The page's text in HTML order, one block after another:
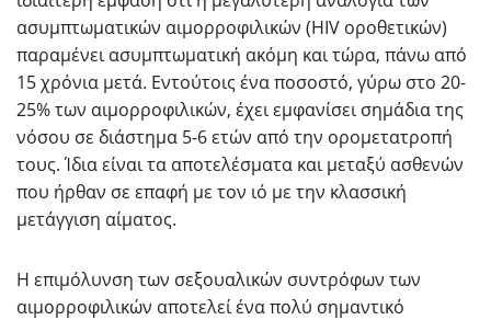
ασυμπτωματικών αιμορροφιλικών (HIV οροθετικών)
παραμένει ασυμπτωματική ακόμη και τώρα, πάνω από
15 χρόνια μετά. Εντούτοις ένα ποσοστό, γύρω στο 20-
25% των αιμορροφιλικών, έχει εμφανίσει σημάδια της
νόσου σε διάστημα 5-6 ετών από την ορομετατροπή
τους. Ίδια είναι τα αποτελέσματα και μεταξύ ασθενών
που ήρθαν σε επαφή με τον ιό με την κλασσική
μετάγγιση αίματος.
Η επιμόλυνση των σεξουαλικών συντρόφων των
αιμορροφιλικών αποτελεί ένα πολύ σημαντικό